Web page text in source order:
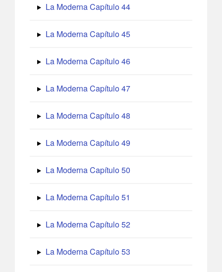
La Moderna Capítulo 44
La Moderna Capítulo 45
La Moderna Capítulo 46
La Moderna Capítulo 47
La Moderna Capítulo 48
La Moderna Capítulo 49
La Moderna Capítulo 50
La Moderna Capítulo 51
La Moderna Capítulo 52
La Moderna Capítulo 53